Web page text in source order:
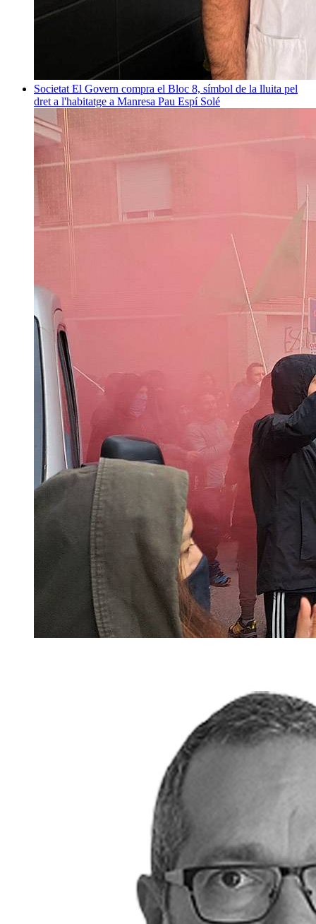
Societat El Govern compra el Bloc 8, símbol de la lluita pel
dret a l'habitatge a Manresa Pau Espí Solé